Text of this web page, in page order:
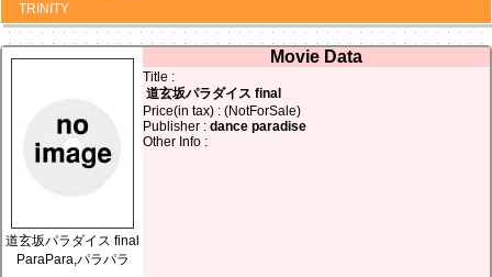
TRINITY
道玄坂パラダイス final
ParaPara,パラパラ
Movie Data
Title :
道玄坂パラダイス final
Price(in tax) : (NotForSale)
Publisher : dance paradise
Other Info :